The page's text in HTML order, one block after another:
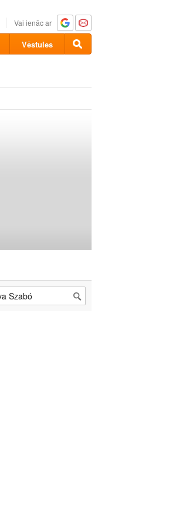
Vai ienāc ar
Vēstules